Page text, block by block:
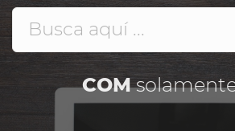
COMsolamente